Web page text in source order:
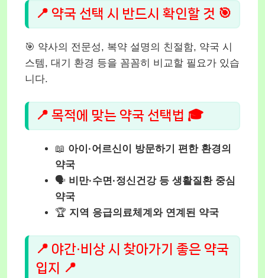
📍 약국 선택 시 반드시 확인할 것 🎯
🎯 약사의 전문성, 복약 설명의 친절함, 약국 시
스템, 대기 환경 등을 꼼꼼히 비교할 필요가 있습
니다.
📍 목적에 맞는 약국 선택법 🎓
📖 아이·어르신이 방문하기 편한 환경의
약국
🗣️ 비만·수면·정신건강 등 생활질환 중심
약국
🏆 지역 응급의료체계와 연계된 약국
📍 야간·비상 시 찾아가기 좋은 약국
입지 📍